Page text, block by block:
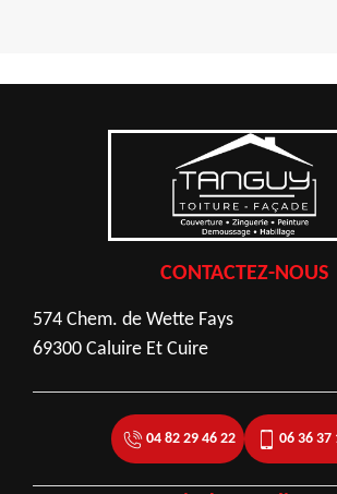
CONTACTEZ-NOUS
574 Chem. de Wette Fays
69300 Caluire Et Cuire
04 82 29 46 22 06 36 37